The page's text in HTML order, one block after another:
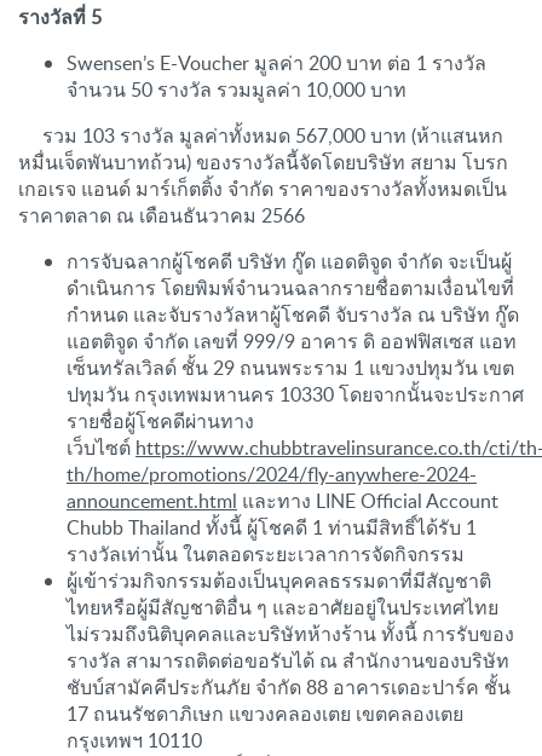
รางวัลที่ 5
Swensen’s E-Voucher มูลค่า 200 บาท ต่อ 1 รางวัล
จำนวน 50 รางวัล รวมมูลค่า 10,000 บาท
รวม 103 รางวัล มูลค่าทั้งหมด 567,000 บาท (ห้าแสนหก
หมื่นเจ็ดพันบาทถ้วน) ของรางวัลนี้จัดโดยบริษัท สยาม โบรก
เกอเรจ แอนด์ มาร์เก็ตติ้ง จำกัด ราคาของรางวัลทั้งหมดเป็น
ราคาตลาด ณ เดือนธันวาคม 2566
การจับฉลากผู้โชคดี บริษัท กู๊ด แอดติจูด จำกัด จะเป็นผู้
ดำเนินการ โดยพิมพ์จำนวนฉลากรายชื่อตามเงื่อนไขที่
กำหนด และจับรางวัลหาผู้โชคดี จับรางวัล ณ บริษัท กู๊ด
แอตติจูด จำกัด เลขที่ 999/9 อาคาร ดิ ออฟฟิสเซส แอท
เซ็นทรัลเวิลด์ ชั้น 29 ถนนพระราม 1 แขวงปทุมวัน เขต
ปทุมวัน กรุงเทพมหานคร 10330 โดยจากนั้นจะประกาศ
รายชื่อผู้โชคดีผ่านทาง
เว็บไซต์ https://www.chubbtravelinsurance.co.th/cti/
th/home/promotions/2024/fly-anywhere-2024-
announcement.html และทาง LINE Official Account
Chubb Thailand ทั้งนี้ ผู้โชคดี 1 ท่านมีสิทธิ์ได้รับ 1
รางวัลเท่านั้น ในตลอดระยะเวลาการจัดกิจกรรม
ผู้เข้าร่วมกิจกรรมต้องเป็นบุคคลธรรมดาที่มีสัญชาติ
ไทยหรือผู้มีสัญชาติอื่น ๆ และอาศัยอยู่ในประเทศไทย
ไม่รวมถึงนิติบุคคลและบริษัทห้างร้าน ทั้งนี้ การรับของ
รางวัล สามารถติดต่อขอรับได้ ณ สำนักงานของบริษัท
ชับบ์สามัคคีประกันภัย จำกัด 88 อาคารเดอะปาร์ค ชั้น
17 ถนนรัชดาภิเษก แขวงคลองเตย เขตคลองเตย
กรุงเทพฯ 10110